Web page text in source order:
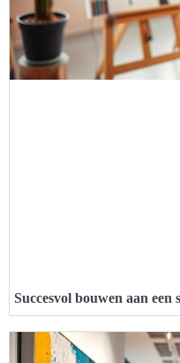
Succesvol bouwen aan